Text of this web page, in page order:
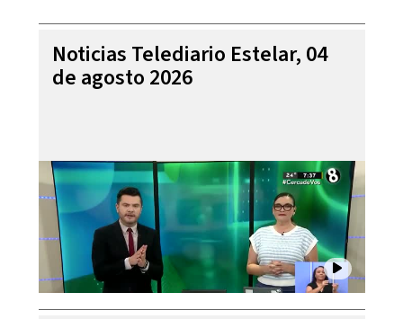
Noticias Telediario Estelar, 04
de agosto 2026